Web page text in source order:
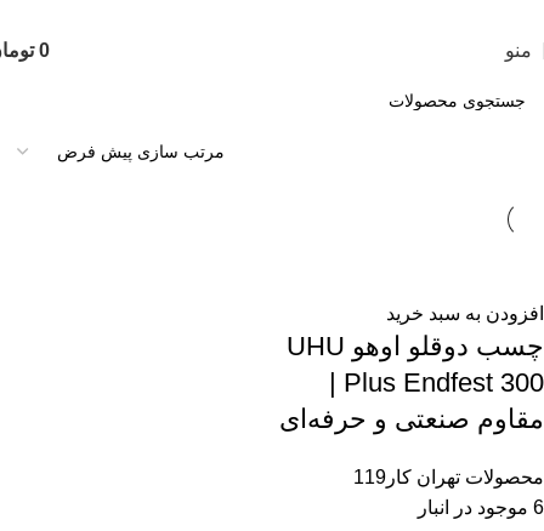
منو 0
افزودن به سبد خرید
چسب دوقلو اوهو UHU
Plus Endfest 300 |
مقاوم صنعتی و حرفه‌ای
محصولات تهران کار119
6 موجود در انبار